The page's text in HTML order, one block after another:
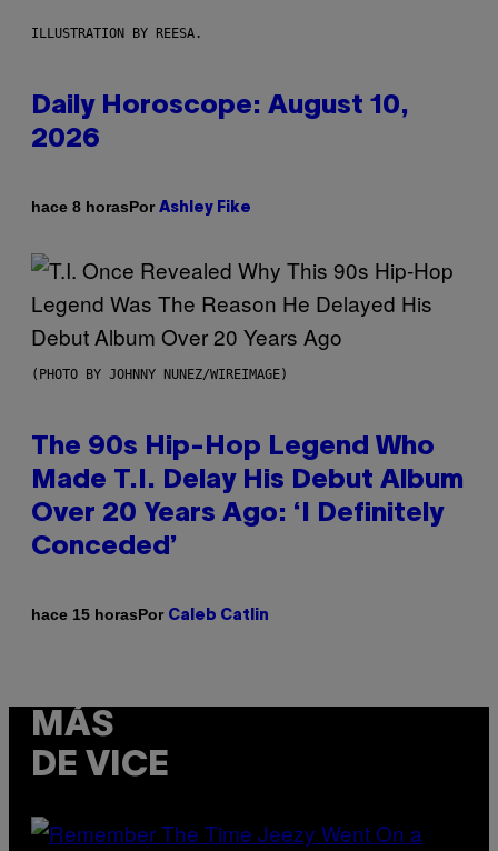
ILLUSTRATION BY REESA.
Daily Horoscope: August 10,
2026
hace 8 horasPor Ashley Fike
(PHOTO BY JOHNNY NUNEZ/WIREIMAGE)
The 90s Hip-Hop Legend Who
Made T.I. Delay His Debut Album
Over 20 Years Ago: ‘I Definitely
Conceded’
hace 15 horasPor Caleb Catlin
MÁS
DE VICE